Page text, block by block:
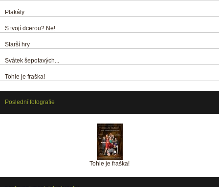
Plakáty
S tvojí dcerou? Ne!
Starší hry
Svátek šepotavých...
Tohle je fraška!
Poslední fotografie
Tohle je fraška!